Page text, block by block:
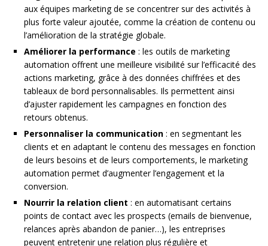
aux équipes marketing de se concentrer sur des activités à
plus forte valeur ajoutée, comme la création de contenu ou
l’amélioration de la stratégie globale.
Améliorer la performance : les outils de marketing
automation offrent une meilleure visibilité sur l’efficacité des
actions marketing, grâce à des données chiffrées et des
tableaux de bord personnalisables. Ils permettent ainsi
d’ajuster rapidement les campagnes en fonction des
retours obtenus.
Personnaliser la communication : en segmentant les
clients et en adaptant le contenu des messages en fonction
de leurs besoins et de leurs comportements, le marketing
automation permet d’augmenter l’engagement et la
conversion.
Nourrir la relation client : en automatisant certains
points de contact avec les prospects (emails de bienvenue,
relances après abandon de panier…), les entreprises
peuvent entretenir une relation plus régulière et